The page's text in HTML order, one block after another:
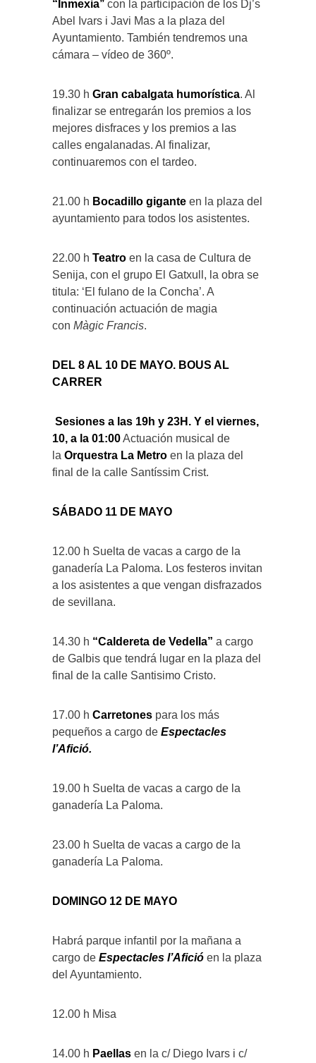
“Inmexia’’ con la participación de los Dj’s
Abel Ivars i Javi Mas a la plaza del
Ayuntamiento. También tendremos una
cámara – vídeo de 360º.
19.30 h Gran cabalgata humorística. Al
finalizar se entregarán los premios a los
mejores disfraces y los premios a las
calles engalanadas. Al finalizar,
continuaremos con el tardeo.
21.00 h Bocadillo gigante en la plaza del
ayuntamiento para todos los asistentes.
22.00 h Teatro en la casa de Cultura de
Senija, con el grupo El Gatxull, la obra se
titula: ‘El fulano de la Concha’. A
continuación actuación de magia
con Màgic Francis.
DEL 8 AL 10 DE MAYO. BOUS AL
CARRER
Sesiones a las 19h y 23H. Y el viernes,
10, a la 01:00Actuación musical de
la Orquestra La Metro en la plaza del
final de la calle Santíssim Crist.
SÁBADO 11 DE MAYO
12.00 h Suelta de vacas a cargo de la
ganadería La Paloma. Los festeros invitan
a los asistentes a que vengan disfrazados
de sevillana.
14.30 h “Caldereta de Vedella” a cargo
de Galbis que tendrá lugar en la plaza del
final de la calle Santisimo Cristo.
17.00 h Carretones para los más
pequeños a cargo de Espectacles
l’Afició.
19.00 h Suelta de vacas a cargo de la
ganadería La Paloma.
23.00 h Suelta de vacas a cargo de la
ganadería La Paloma.
DOMINGO 12 DE MAYO
Habrá parque infantil por la mañana a
cargo de Espectacles l’Afició en la plaza
del Ayuntamiento.
12.00 h Misa
14.00 h Paellas en la c/ Diego Ivars i c/